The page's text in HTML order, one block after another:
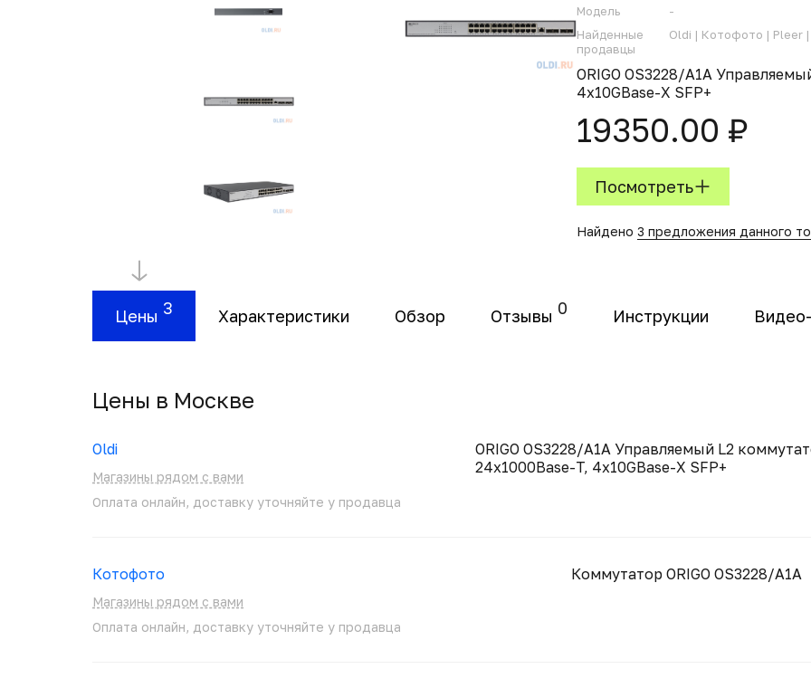
Модель
-
Найденные
продавцы
Oldi | Котофото | Pleer |
ORIGO OS3228/A1A
4x10GBase-X SFP+
19350.00 ₽
Посмотреть
Найдено 3 предложения данного
Цены 3 Характеристики Обзор Отзывы 0 Инструкции
Цены в Москвe
Oldi
Магазины рядом с вами
Оплата онлайн, доставку уточняйте у продавца
ORIGO OS3228/A1A Управляемый L2
24x1000Base-T, 4x10GBase-X SFP+
Котофото
Магазины рядом с вами
Оплата онлайн, доставку уточняйте у продавца
Коммутатор ORIGO OS3228/A1A